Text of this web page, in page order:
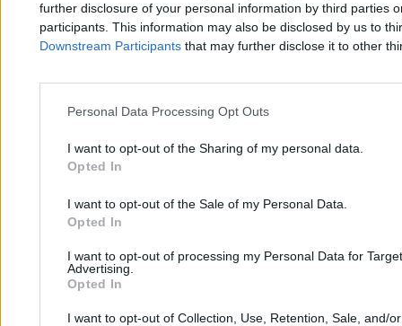
further disclosure of your personal information by third parties
participants. This information may also be disclosed by us to
Downstream Participants that may further disclose it to other
Personal Data Processing Opt Outs
I want to opt-out of the Sharing of my personal data.
Opted In
I want to opt-out of the Sale of my Personal Data.
Opted In
I want to opt-out of processing my Personal Data for
Advertising.
Opted In
I want to opt-out of Collection, Use, Retention, Sale, and/
Świat